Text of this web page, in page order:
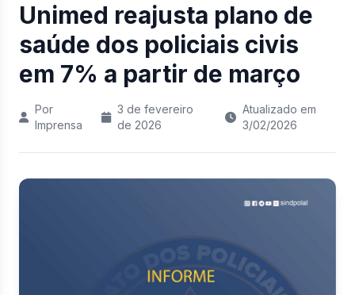
Unimed reajusta plano de
saúde dos policiais civis
em 7% a partir de março
Por
Imprensa
3 de fevereiro
de 2026
Atualizado em
3/02/2026